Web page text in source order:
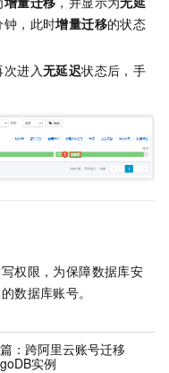
钟，此时增量迁移的状态
次进入无延迟状态后，手
权限，为保障数据库安
数据库账号。
： 跨阿里云账号迁移
实例